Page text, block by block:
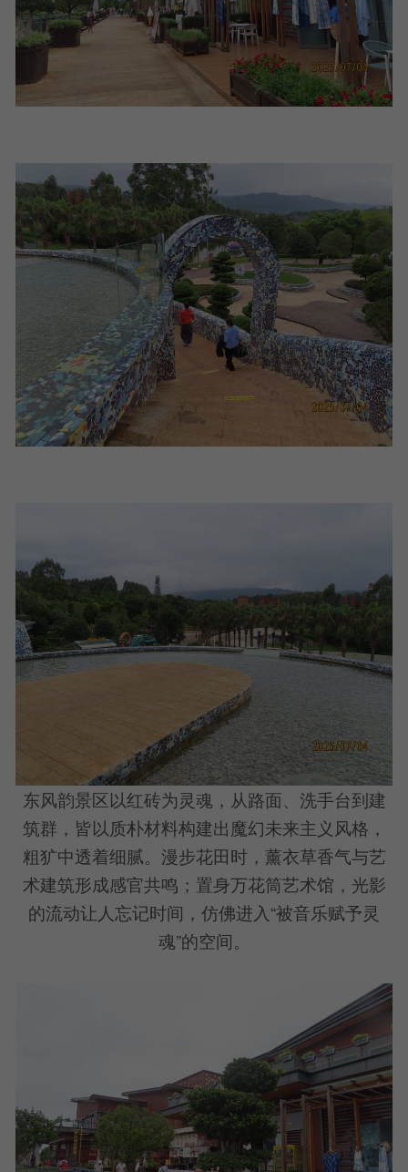
东风韵景区以红砖为灵魂，从路面、洗手台到建
筑群，皆以质朴材料构建出魔幻未来主义风格，
粗犷中透着细腻。漫步花田时，薰衣草香气与艺
术建筑形成感官共鸣；置身万花筒艺术馆，光影
的流动让人忘记时间，仿佛进入“被音乐赋予灵
魂”的空间。